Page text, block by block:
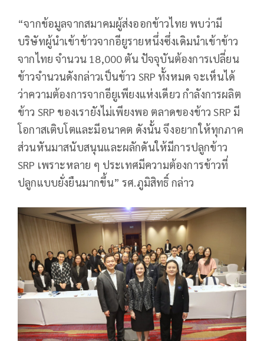
“จากข้อมูลจากสมาคมผู้ส่งออกข้าวไทย พบว่ามี
บริษัทผู้นำเข้าข้าวจากอียูรายหนึ่งซึ่งเดิมนำเข้าข้าว
จากไทย จำนวน 18,000 ตัน ปัจจุบันต้องการเปลี่ยน
ข้าวจำนวนดังกล่าวเป็นข้าว SRP ทั้งหมด จะเห็นได้
ว่าความต้องการจากอียูเพียงแห่งเดียว กำลังการผลิต
ข้าว SRP ของเรายังไม่เพียงพอ ตลาดของข้าว SRP มี
โอกาสเติบโตและมีอนาคต ดังนั้น จึงอยากให้ทุกภาค
ส่วนหันมาสนับสนุนและผลักดันให้มีการปลูกข้าว
SRP เพราะหลาย ๆ ประเทศมีความต้องการข้าวที่
ปลูกแบบยั่งยืนมากขึ้น” รศ.ภูมิสิทธิ์ กล่าว